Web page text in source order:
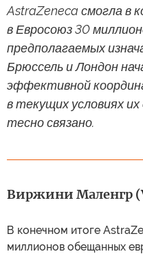
AstraZeneca смогла в
в Евросоюз 30
предполагаемых
Брюссель и Лондон
эффективной
в текущих условиях
тесно связано.
Виржини Маленгр
В конечном итоге
миллионов обещанных